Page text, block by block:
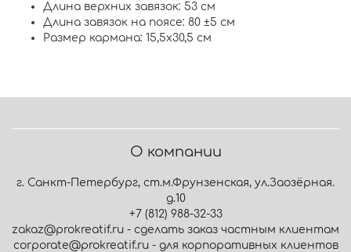
Длина верхних завязок: 53 см
Длина завязок на поясе: 80 ±5 см
Размер кармана: 15,5x30,5 см
О компании
г. Санкт-Петербург, ст.м.Фрунзенская, ул.Заозёрная.
д.10
+7 (812) 988-32-33
zakaz@prokreatif.ru - сделать заказ частным клиентам
corporate@prokreatif.ru - для корпоративных клиентов